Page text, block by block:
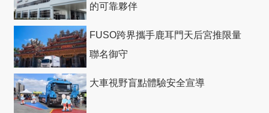
的可靠夥伴
FUSO跨界攜手鹿耳門天后宮推限量
聯名御守
大車視野盲點體驗安全宣導